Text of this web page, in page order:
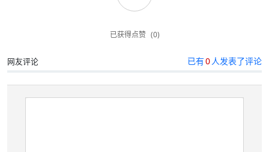
已获得点赞 (0)
网友评论 已有0人发表了评论